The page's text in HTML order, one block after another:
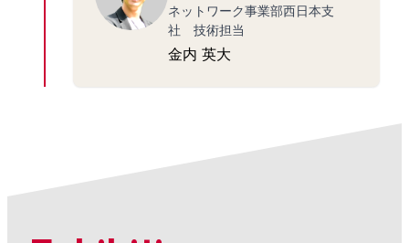
ネットワーク事業部西日本支
社 技術担当
金内 英大